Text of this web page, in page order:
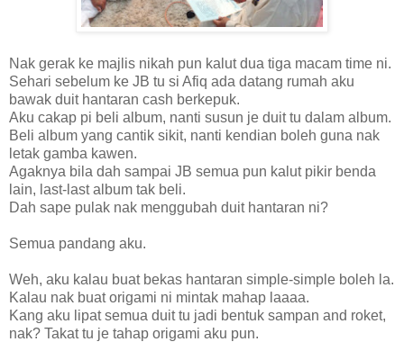
Nak gerak ke majlis nikah pun kalut dua tiga macam time ni.
Sehari sebelum ke JB tu si Afiq ada datang rumah aku
bawak duit hantaran cash berkepuk.
Aku cakap pi beli album, nanti susun je duit tu dalam album.
Beli album yang cantik sikit, nanti kendian boleh guna nak
letak gamba kawen.
Agaknya bila dah sampai JB semua pun kalut pikir benda
lain, last-last album tak beli.
Dah sape pulak nak menggubah duit hantaran ni?
Semua pandang aku.
Weh, aku kalau buat bekas hantaran simple-simple boleh la.
Kalau nak buat origami ni mintak mahap laaaa.
Kang aku lipat semua duit tu jadi bentuk sampan and roket,
nak? Takat tu je tahap origami aku pun.